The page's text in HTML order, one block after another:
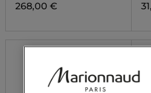
268,00 €